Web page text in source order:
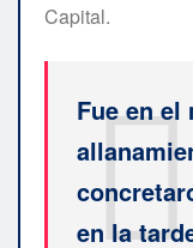
Capital.
Fue en el
en la